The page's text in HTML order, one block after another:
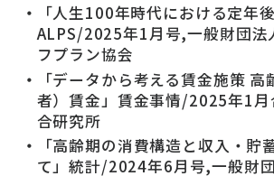
「人生100年時代における定年
ALPS/2025年1月号,一般財団法
フプラン協会
「データから考える賃金施策 高
者）賃金」賃金事情/2025年1
合研究所
「高齢期の消費構造と収入・貯
て」統計/2024年6月号,一般財